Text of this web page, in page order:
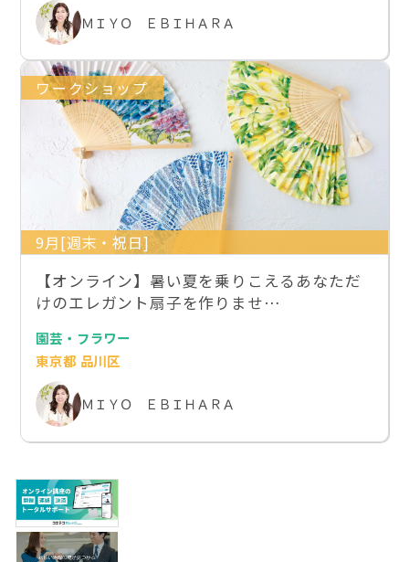
ＭＩＹＯ ＥＢＩＨＡＲＡ
ワークショップ
9月[週末・祝日]
【オンライン】暑い夏を乗りこえるあなただ
けのエレガント扇子を作りませ…
園芸・フラワー
東京都 品川区
ＭＩＹＯ ＥＢＩＨＡＲＡ